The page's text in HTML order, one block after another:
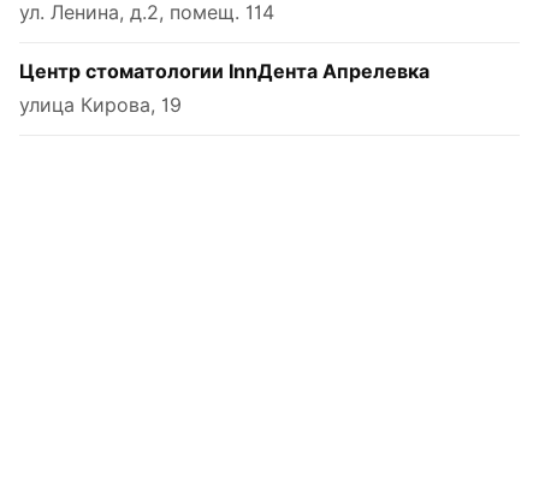
ул. Ленина, д.2, помещ. 114
Центр стоматологии InnДента Апрелевка
улица Кирова, 19